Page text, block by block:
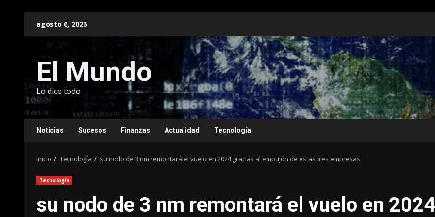
agosto 6, 2026
El Mundo
Lo dice todo
Noticias Sucesos Finanzas Actualidad Tecnología
Inicio Tecnología su nodo de 3 nm remontará el vuelo en 2024 gracias al empujón de estas tres empresas
Tecnología
su nodo de 3 nm remontará el vuelo en 2024